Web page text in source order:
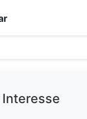
Interesse